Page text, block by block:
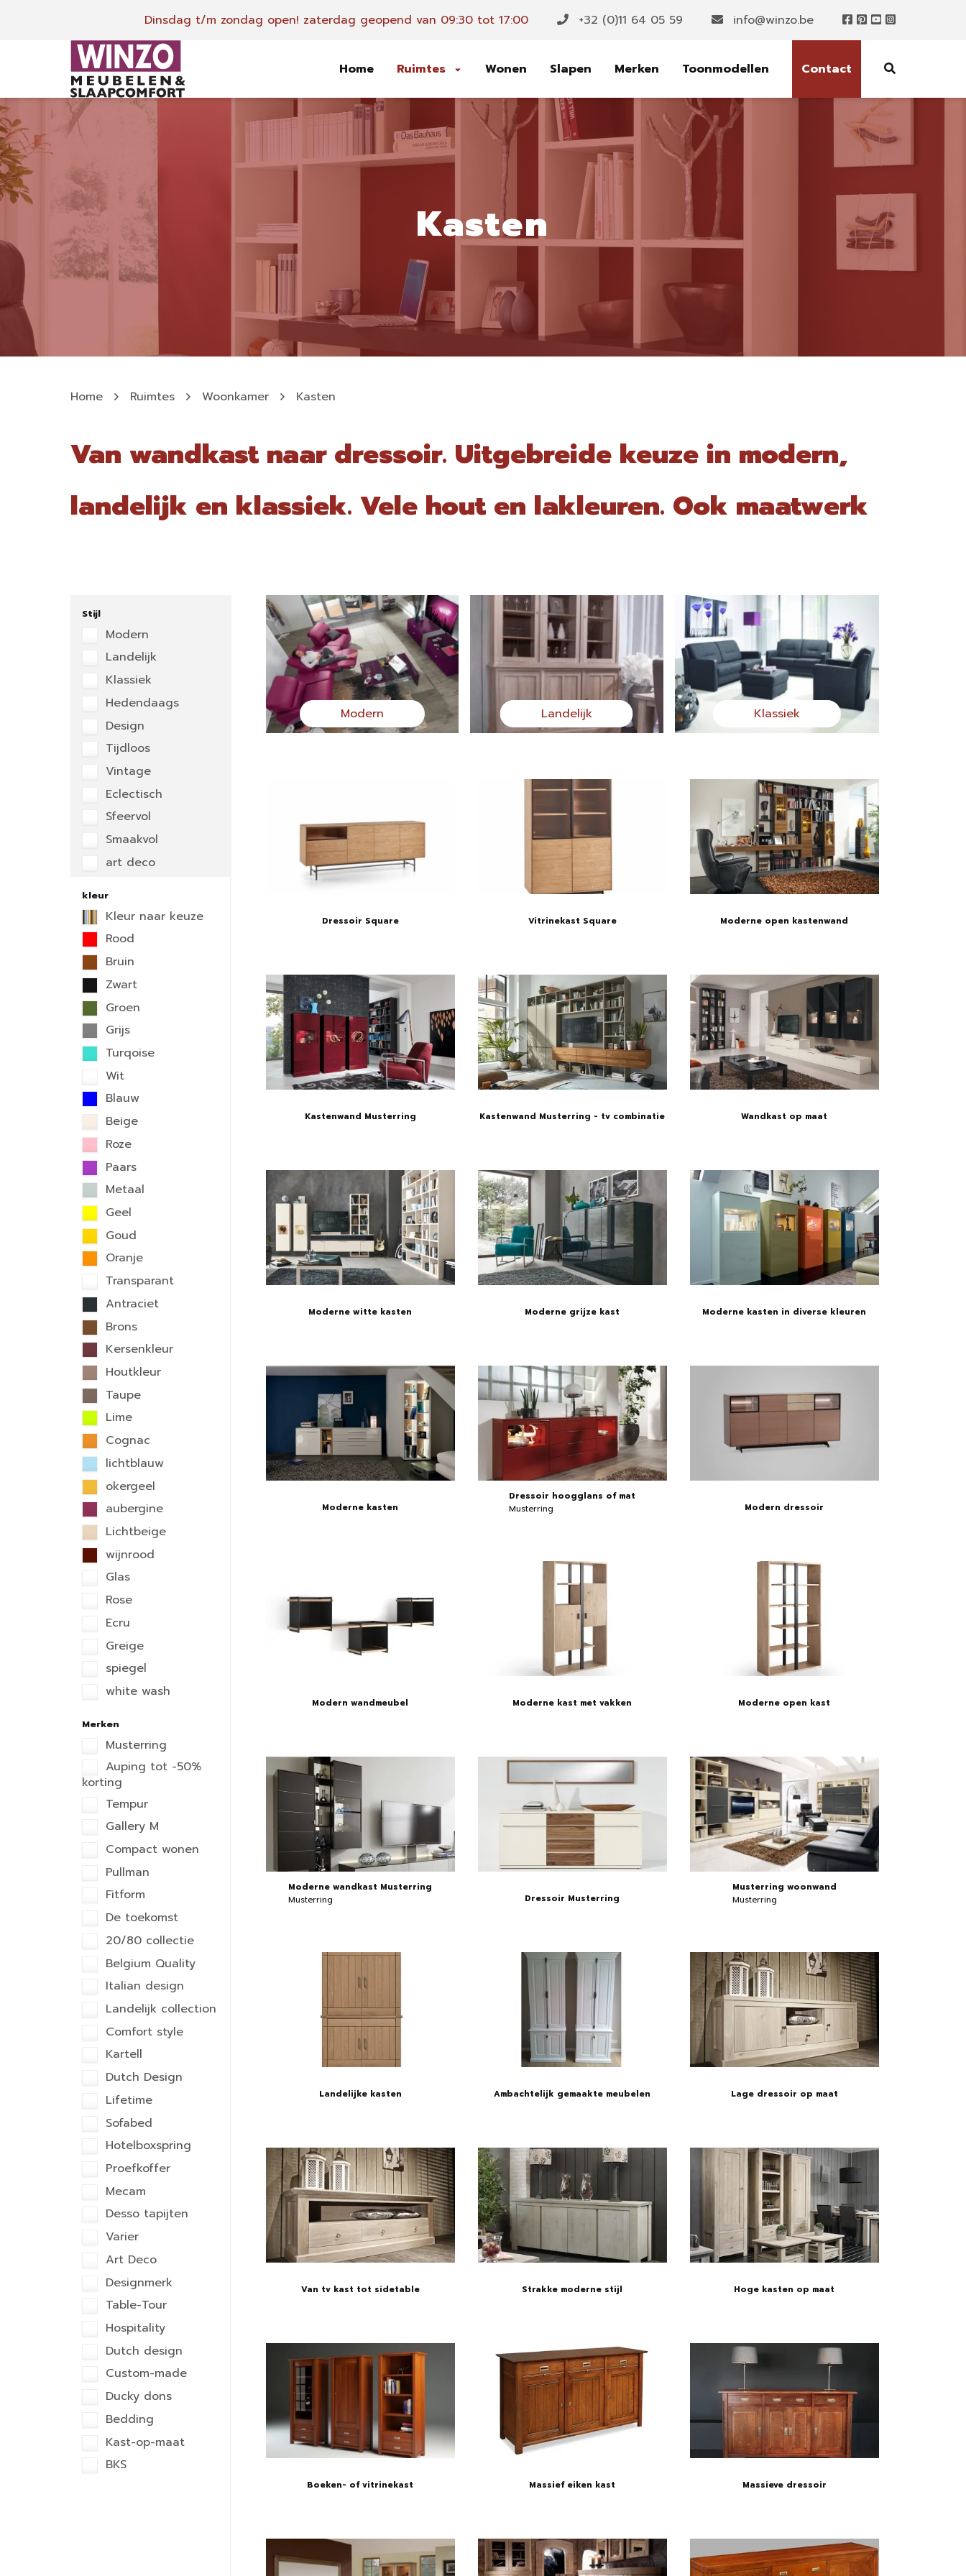
Dinsdag t/m zondag open! zaterdag geopend van 09:30 tot 17:00 +32 (0)11 64 05 59 info@winzo.be
Home Ruimtes Wonen Slapen Merken Toonmodellen Contact
Kasten
Home Ruimtes Woonkamer Kasten
Van wandkast naar dressoir. Uitgebreide keuze in modern,
landelijk en klassiek. Vele hout en lakleuren. Ook maatwerk
Stijl
Modern
Landelijk
Klassiek
Hedendaags
Design
Tijdloos
Vintage
Eclectisch
Sfeervol
Smaakvol
art deco
kleur
Kleur naar keuze
Rood
Bruin
Zwart
Groen
Grijs
Turqoise
Wit
Blauw
Beige
Roze
Paars
Metaal
Geel
Goud
Oranje
Transparant
Antraciet
Brons
Kersenkleur
Houtkleur
Taupe
Lime
Cognac
lichtblauw
okergeel
aubergine
Lichtbeige
wijnrood
Glas
Rose
Ecru
Greige
spiegel
white wash
Merken
Musterring
Auping tot -50%
korting
Tempur
Gallery M
Compact wonen
Pullman
Fitform
De toekomst
20/80 collectie
Belgium Quality
Italian design
Landelijk collection
Comfort style
Kartell
Dutch Design
Lifetime
Sofabed
Hotelboxspring
Proefkoffer
Mecam
Desso tapijten
Varier
Art Deco
Designmerk
Table-Tour
Hospitality
Dutch design
Custom-made
Ducky dons
Bedding
Kast-op-maat
BKS
Modern Landelijk Klassiek
Dressoir Square Vitrinekast Square Moderne open kastenwand
Kastenwand Musterring Kastenwand Musterring - tv combinatie Wandkast op maat
Moderne witte kasten Moderne grijze kast Moderne kasten in diverse kleuren
Moderne kasten
Dressoir hoogglans of mat
Musterring
Modern dressoir
Modern wandmeubel Moderne kast met vakken Moderne open kast
Moderne wandkast Musterring
Musterring
Dressoir Musterring
Musterring woonwand
Musterring
Landelijke kasten Ambachtelijk gemaakte meubelen Lage dressoir op maat
Van tv kast tot sidetable Strakke moderne stijl Hoge kasten op maat
Boeken- of vitrinekast Massief eiken kast Massieve dressoir